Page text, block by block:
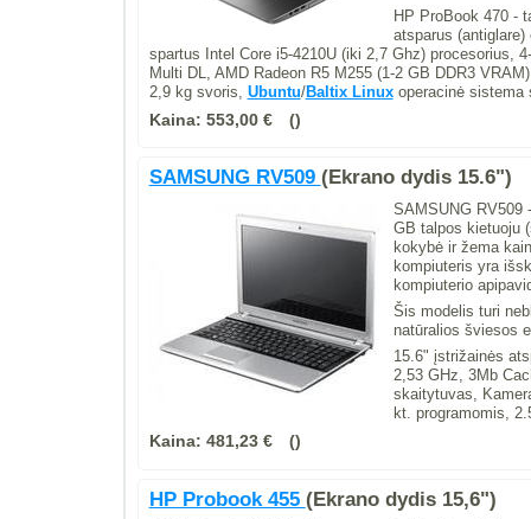
HP ProBook 470 -
atsparus
spartus Intel Core i5-4210U (iki 2,7 Ghz) procesorius,
Multi DL, AMD Radeon R5 M255 (1-2 GB DDR3
2,9 kg svoris, Ubuntu/Baltix Linuxoperacinė sistema
Kaina: 553,00 €
SAMSUNG RV509 (Ekrano dydis 15.6")
SAMSUNG RV509
GB talpos kietuoju
kokybė ir žema
kompiuteris yra
kompiuterio
Šis modelis turi
natūralios šviesos
15.6" įstrižainės
2,53 GHz, 3Mb
skaitytuvas,
kt. programomis,
Kaina: 481,23 €
HP Probook 455 (Ekrano dydis 15,6")